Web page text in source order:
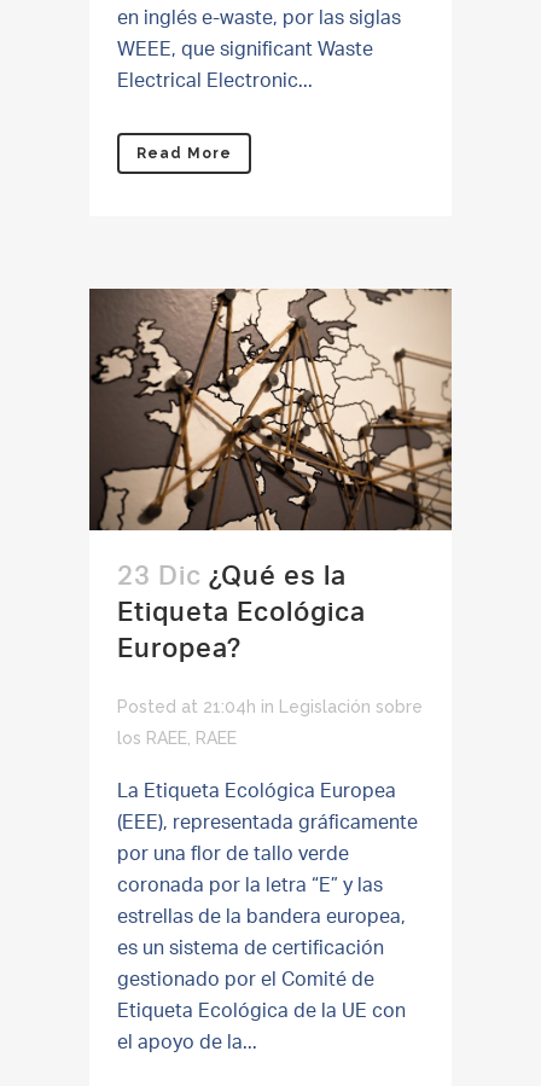
en inglés e-waste, por las siglas
WEEE, que significant Waste
Electrical Electronic...
Read More
23 Dic ¿Qué es la
Etiqueta Ecológica
Europea?
Posted at 21:04h in Legislación sobre
los RAEE, RAEE
La Etiqueta Ecológica Europea
(EEE), representada gráficamente
por una flor de tallo verde
coronada por la letra “E” y las
estrellas de la bandera europea,
es un sistema de certificación
gestionado por el Comité de
Etiqueta Ecológica de la UE con
el apoyo de la...